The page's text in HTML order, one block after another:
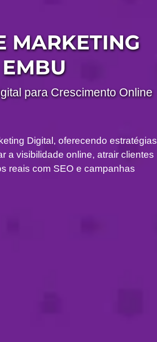
MARKETING
para Crescimento Online
Digital, oferecendo estratégias
a visibilidade online, atrair clientes
reais com SEO e campanhas